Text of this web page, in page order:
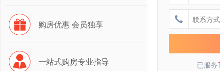
购房优惠 会员独享
一站式购房专业指导 已服务